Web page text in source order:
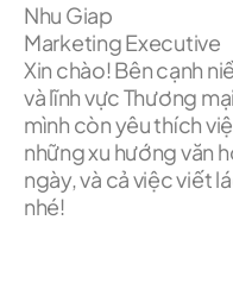
Nhu Giap
Marketing Executive
Xin chào! Bên cạnh
và lĩnh vực Thương
mình còn yêu thích
những xu hướng văn
ngày, và cả việc viết
nhé!